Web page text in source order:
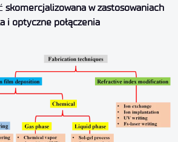
skomercjalizowana w zastosowaniach
i optyczne połączenia